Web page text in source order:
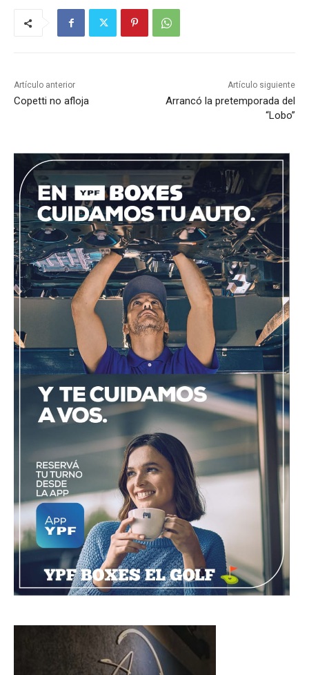
Artículo anterior
Copetti no afloja
Artículo siguiente
Arrancó la pretemporada del
“Lobo”